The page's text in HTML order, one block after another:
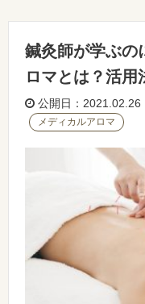
鍼灸師が学ぶの
ロマとは？活用
公開日：
メディカルアロマ